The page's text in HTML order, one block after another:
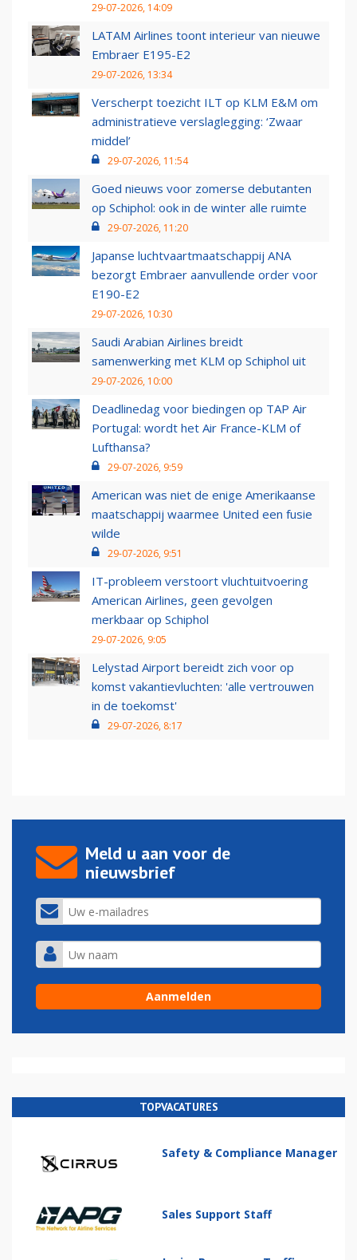
29-07-2026, 14:09
LATAM Airlines toont interieur van nieuwe
Embraer E195-E2
29-07-2026, 13:34
Verscherpt toezicht ILT op KLM E&M om
administratieve verslaglegging: ‘Zwaar
middel’
29-07-2026, 11:54
Goed nieuws voor zomerse debutanten
op Schiphol: ook in de winter alle ruimte
29-07-2026, 11:20
Japanse luchtvaartmaatschappij ANA
bezorgt Embraer aanvullende order voor
E190-E2
29-07-2026, 10:30
Saudi Arabian Airlines breidt
samenwerking met KLM op Schiphol uit
29-07-2026, 10:00
Deadlinedag voor biedingen op TAP Air
Portugal: wordt het Air France-KLM of
Lufthansa?
29-07-2026, 9:59
American was niet de enige Amerikaanse
maatschappij waarmee United een fusie
wilde
29-07-2026, 9:51
IT-probleem verstoort vluchtuitvoering
American Airlines, geen gevolgen
merkbaar op Schiphol
29-07-2026, 9:05
Lelystad Airport bereidt zich voor op
komst vakantievluchten: 'alle vertrouwen
in de toekomst'
29-07-2026, 8:17
Meld u aan voor de
nieuwsbrief
TOPVACATURES
Safety & Compliance Manager
Sales Support Staff